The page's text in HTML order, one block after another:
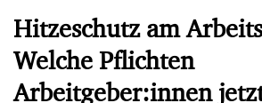
Hitzeschutz am
Welche Pflichten
Arbeitgeber:innen